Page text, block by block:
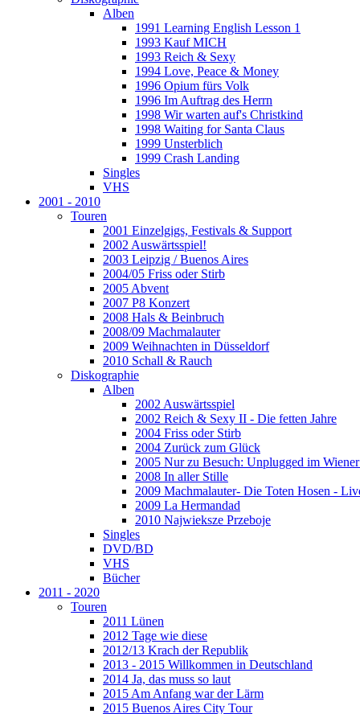
Alben
1991 Learning English Lesson 1
1993 Kauf MICH
1993 Reich & Sexy
1994 Love, Peace & Money
1996 Opium fürs Volk
1996 Im Auftrag des Herrn
1998 Wir warten auf's Christkind
1998 Waiting for Santa Claus
1999 Unsterblich
1999 Crash Landing
Singles
VHS
2001 - 2010
Touren
2001 Einzelgigs, Festivals & Support
2002 Auswärtsspiel!
2003 Leipzig / Buenos Aires
2004/05 Friss oder Stirb
2005 Abvent
2007 P8 Konzert
2008 Hals & Beinbruch
2008/09 Machmalauter
2009 Weihnachten in Düsseldorf
2010 Schall & Rauch
Diskographie
Alben
2002 Auswärtsspiel
2002 Reich & Sexy II - Die fetten Jahre
2004 Friss oder Stirb
2004 Zurück zum Glück
2005 Nur zu Besuch: Unplugged im
2008 In aller Stille
2009 Machmalauter- Die Toten Hosen -
2009 La Hermandad
2010 Najwieksze Przeboje
Singles
DVD/BD
VHS
Bücher
2011 - 2020
Touren
2011 Lünen
2012 Tage wie diese
2012/13 Krach der Republik
2013 - 2015 Willkommen in Deutschland
2014 Ja, das muss so laut
2015 Am Anfang war der Lärm
2015 Buenos Aires City Tour